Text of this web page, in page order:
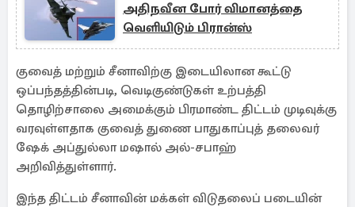
அதிநவீன போர் விமானத்தை
வெளியிடும் பிரான்ஸ்
குவைத் மற்றும் சீனாவிற்கு இடையிலான கூட்டு
ஒப்பந்தத்தின்படி, வெடிகுண்டுகள் உற்பத்தி
தொழிற்சாலை அமைக்கும் பிரமாண்ட திட்டம் முடிவுக்கு
வரவுள்ளதாக குவைத் துணை பாதுகாப்புத் தலைவர்
ஷேக் அப்துல்லா மஷால் அல்-சபாஹ்
அறிவித்துள்ளார்.
இந்த திட்டம் சீனாவின் மக்கள் விடுதலைப் படையின்